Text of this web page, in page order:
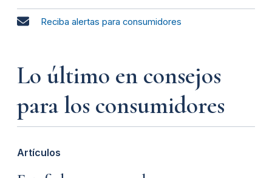
Reciba alertas para consumidores
Lo último en consejos
para los consumidores
Artículos